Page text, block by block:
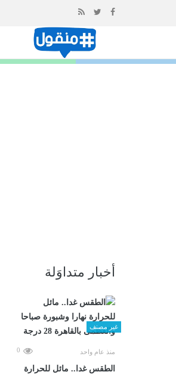
أخبار متداوَلة
غير مصنف
منذ عام واحد 0
الطقس غدا.. مائل للحرارة